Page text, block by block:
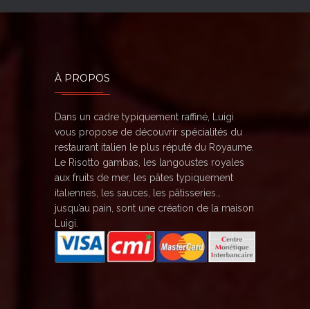
À PROPOS
Dans un cadre typiquement raffiné, Luigi
vous propose de découvrir spécialités du
restaurant italien le plus réputé du Royaume.
Le Risotto gambas, les langoustes royales
aux fruits de mer, les pâtes typiquement
italiennes, les sauces, les pâtisseries…
jusqu’au pain, sont une création de la maison
Luigi.